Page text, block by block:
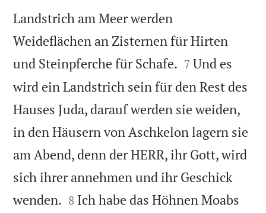
Landstrich am Meer werden
Weideflächen an Zisternen für Hirten
und Steinpferche für Schafe. 

7 Und es
wird ein Landstrich sein für den Rest des
Hauses Juda, darauf werden sie weiden,
in den Häusern von Aschkelon lagern sie
am Abend, denn der HERR, ihr Gott, wird
sich ihrer annehmen und ihr Geschick
wenden. 

8 Ich habe das Höhnen Moabs